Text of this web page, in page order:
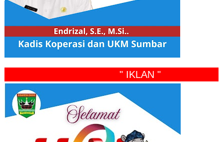
" IKLAN "